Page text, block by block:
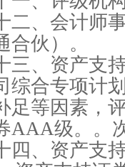
二、会计师
合伙）。
三、资产支
综合专项计
足等因素，
AAA级。。
四、资产支